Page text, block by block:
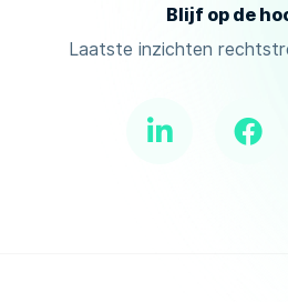
Blijf op de
Laatste inzichten